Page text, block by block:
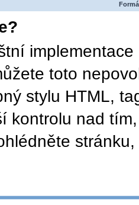
toto
stylu HTML,
kontrolu nad